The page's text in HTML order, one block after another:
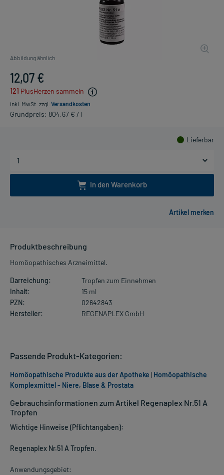
Abbildung ähnlich
12,07 €
121 PlusHerzen sammeln
inkl. MwSt. zzgl. Versandkosten
Grundpreis: 804,67 € / l
Lieferbar
In den Warenkorb
Produktbeschreibung
Homöopathisches Arzneimittel.
Darreichung:
Tropfen zum Einnehmen
Inhalt:
15 ml
PZN:
02642843
Hersteller:
REGENAPLEX GmbH
Gebrauchsinformationen zum Artikel Regenaplex Nr.51 A
Tropfen
Wichtige Hinweise (Pflichtangaben):
Regenaplex Nr.51 A Tropfen.
Anwendungsgebiet:
Passende Produkt-Kategorien:
Homöopathische Produkte aus der Apotheke | Homöopathische
Komplexmittel - Niere, Blase & Prostata